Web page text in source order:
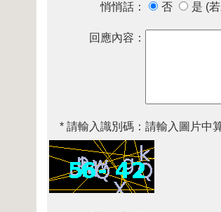
悄悄話： 否 是 (
回應內容：
* 請輸入識別碼： 請輸入圖片中